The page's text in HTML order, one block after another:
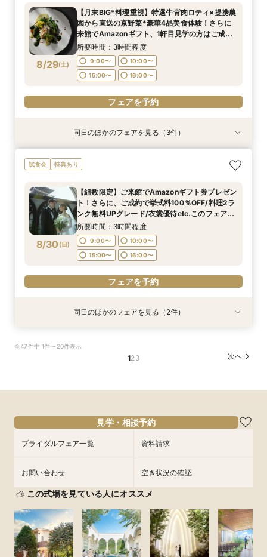
8/28(金)
定の特典付リニューアル記念フェア◎
所要時間：3時間程度
11:00〜
14:00〜
16:00〜
17:00〜
フェアを予約
8/28(金)
所要時間：3時間程度
11:00〜
14:00〜
16:00〜
17:00〜
フェアを予約
8/29(土)
【月末BIG*料理重視】特選牛背肉ロティ×提携農
園から直送の京野菜*豪華4品美食体験！さらに
来館でAmazonギフト、1軒目見学の方はご成約
で挙式料無料＆料理2ランクUP特典付◎
所要時間：3時間程度
9:00〜
10:00〜
15:00〜
16:00〜
フェアを予約
特典あり
8/29(土)
【初見学でも安心】気軽に見学OK！八坂の塔を
目の前に仰ぐチャペルへの入場体験付*ハープや
広がる相談会。初めての見学にオススメ*結婚式
準備スタートフェア◎
所要時間：3時間程度
9:00〜
10:00〜
15:00〜
16:00〜
フェアを予約
特典あり
8/29(土)
【文化財を貸切】京都東山に佇む「旧三井邸」全
館見学×「特選牛」や「八芳園伝統料理・祝い鯛
所要時間：3時間程度
9:00〜
10:00〜
15:00〜
16:00〜
フェアを予約
特典あり
8/29(土)
【少人数*おもてなし重視の方*必見】八坂の塔に
誓う挙式×実際のご婚礼料理ハーフコース試食で
所要時間：3時間程度
9:00〜
10:00〜
15:00〜
16:00〜
フェアを予約
同日のほかのフェアを見る（3件）
試食会 特典あり
8/30 (日)
【組数限定】ご来館でAmazonギフト券プレゼン
ト！さらに、ご成約で挙式料100％OFF/料理2ラ
ンク無料UPグレード/衣裳優待etc.このフェア限
定の特典付リニューアル記念フェア◎
所要時間：3時間程度
9:00〜
10:00〜
15:00〜
16:00〜
フェアを予約
特典あり
8/30
目の前に仰ぐチャペルへの入場体験付*ハープや
フルートの生演奏による入場で結婚式のイメージ
9:00〜
10:00〜
フェアを予約
特典あり
8/30
OK！少人数婚相談会◆八坂の塔に誓う挙式会場
のご見学×実際のご婚礼料理ハーフコース試食で
9:00〜
10:00〜
フェアを予約
同日のほかのフェアを見る（2件）
全47件中 1件〜20件表示
123 次へ
見学・相談予約
ブライダルフェア一覧 資料請求
お問い合わせ 空き状況の確認
この式場を見ている人にオススメ